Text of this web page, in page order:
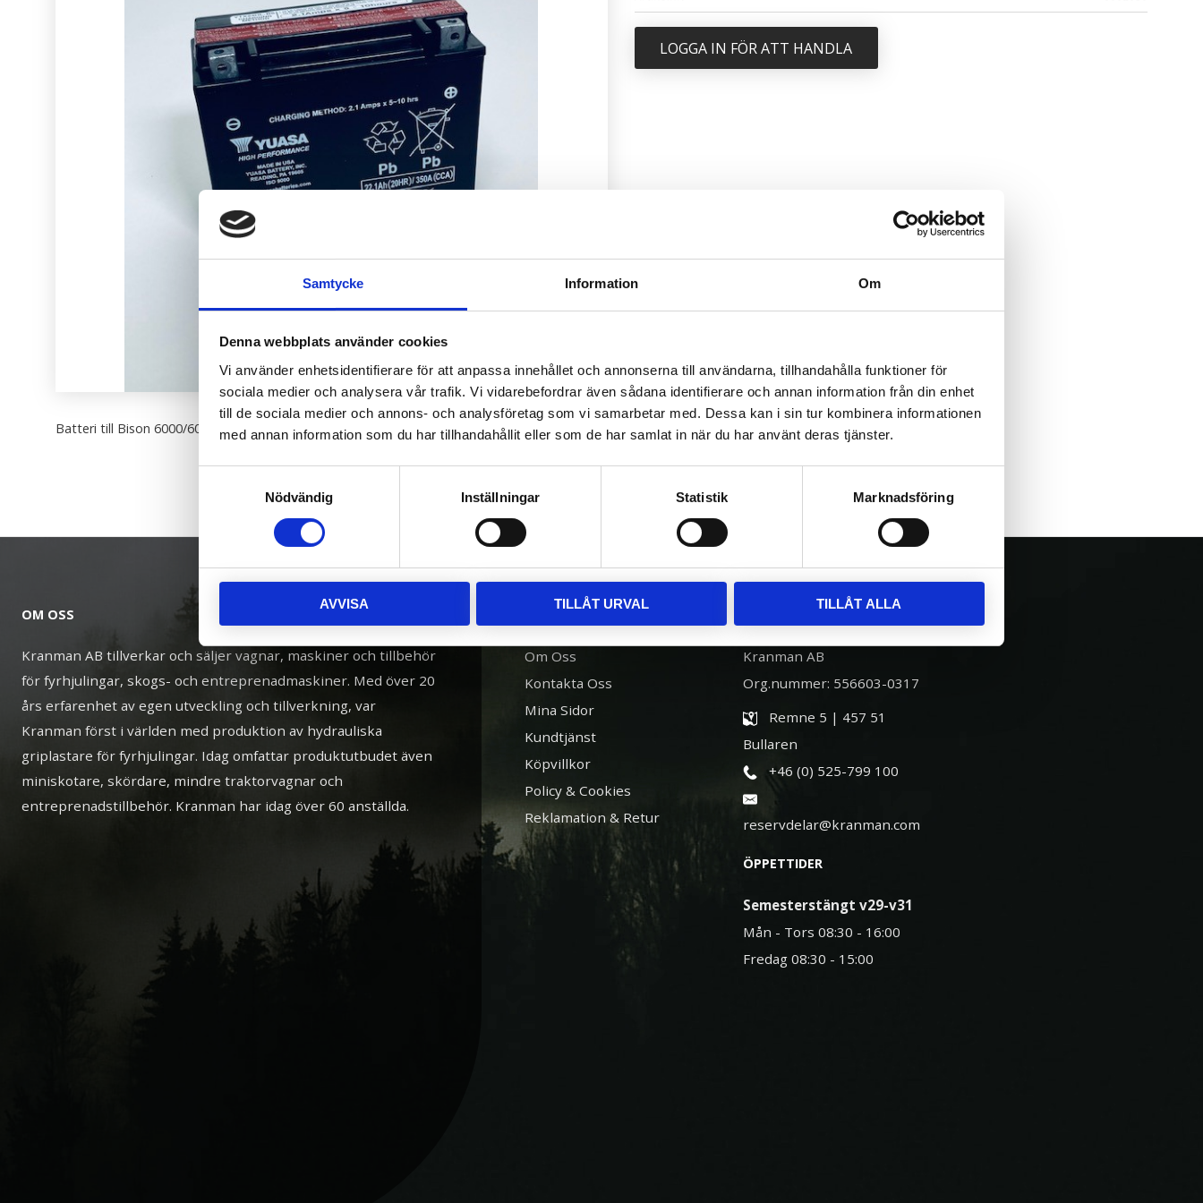
Samtycke Information Om
Denna webbplats använder cookies
Vi använder enhetsidentifierare för att anpassa innehållet och annonserna till användarna, tillhandahålla funktioner för
sociala medier och analysera vår trafik. Vi vidarebefordrar även sådana identifierare och annan information från din enhet
till de sociala medier och annons- och analysföretag som vi samarbetar med. Dessa kan i sin tur kombinera informationen
med annan information som du har tillhandahållit eller som de har samlat in när du har använt deras tjänster.
Nödvändig
Inställningar Statistik Marknadsföring
AVVISA TILLÅT URVAL TILLÅT ALLA
LOGGA IN FÖR ATT HANDLA
Batteri till Bison 6000/6000x.
OM OSS
Kranman AB tillverkar och säljer vagnar, maskiner och tillbehör
för fyrhjulingar, skogs- och entreprenadmaskiner. Med över 20
års erfarenhet av egen utveckling och tillverkning, var
Kranman först i världen med produktion av hydrauliska
griplastare för fyrhjulingar. Idag omfattar produktutbudet även
miniskotare, skördare, mindre traktorvagnar och
entreprenadstillbehör. Kranman har idag över 60 anställda.
Om Oss
Kontakta Oss
Mina Sidor
Kundtjänst
Köpvillkor
Policy & Cookies
Reklamation & Retur
Kranman AB
Org.nummer: 556603-0317
Remne 5 | 457 51
Bullaren
+46 (0) 525-799 100
reservdelar@kranman.com
ÖPPETTIDER
Semesterstängt v29-v31
Mån - Tors 08:30 - 16:00
Fredag 08:30 - 15:00